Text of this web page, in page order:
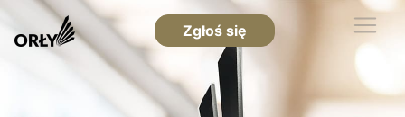
Zgłoś się